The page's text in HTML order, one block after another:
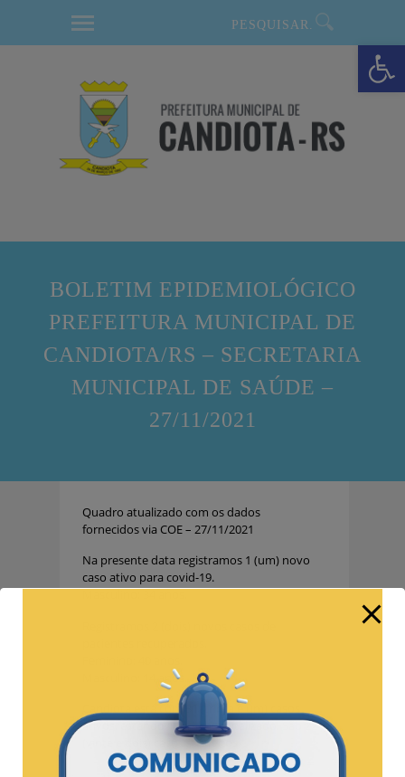
Barra de Ferramentas Aberta
BOLETIM EPIDEMIOLÓGICO
PREFEITURA MUNICIPAL DE
CANDIOTA/RS – SECRETARIA
MUNICIPAL DE SAÚDE –
27/11/2021
Quadro atualizado com os dados
fornecidos via COE – 27/11/2021
Na presente data registramos 1 (um) novo
caso ativo para covid-19.
Masculino: 34 anos.
Masculino: 14 anos.
Candiota está com 31 (trinta e um) casos
ativos, estando 1 (um) hospitalizado. São 22
(vinte e dois) casos suspeitos.